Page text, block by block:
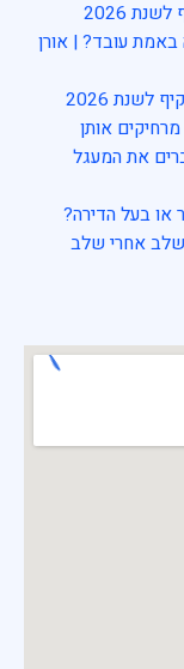
2026
באמת עובד? | אורן
2026
אותן
את המעגל
או בעל הדירה?
שלב אחרי שלב